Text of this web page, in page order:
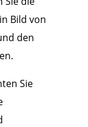
Bild von
den
Sie